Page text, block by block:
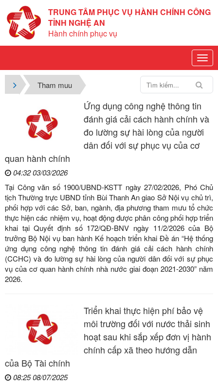
TRUNG TÂM PHỤC VỤ HÀNH CHÍNH CÔNG
TỈNH NGHỆ AN
Hành chính phục vụ
Tham muu
Ứng dụng công nghệ thông tin
đánh giá cải cách hành chính và
đo lường sự hài lòng của người
dân đối với sự phục vụ của cơ
quan hành chính
04:32 03/03/2026
Tại Công văn số 1900/UBND-KSTT ngày 27/02/2026, Phó Chủ
tịch Thường trực UBND tỉnh Bùi Thanh An giao Sở Nội vụ chủ trì,
phối hợp với các Sở, ban, ngành, địa phương tham mưu tổ chức
thực hiện các nhiệm vụ, hoạt động được phân công phối hợp triển
khai tại Quyết định số 172/QĐ-BNV ngày 11/2/2026 của Bộ
trưởng Bộ Nội vụ ban hành Kế hoạch triển khai Đề án “Hệ thống
ứng dụng công nghệ thông tin đánh giá cải cách hành chính
(CCHC) và đo lường sự hài lòng của người dân đối với sự phục
vụ của cơ quan hành chính nhà nước giai đoạn 2021-2030” năm
2026.
Triển khai thực hiện phí bảo vệ
môi trường đối với nước thải sinh
hoạt sau khi sắp xếp đơn vị hành
chính cấp xã theo hướng dẫn
của Bộ Tài chính
08:25 08/07/2025